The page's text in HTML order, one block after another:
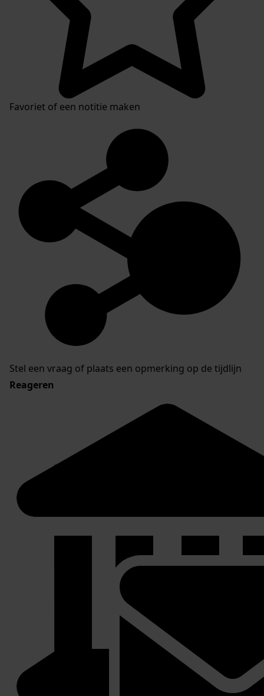
Favoriet of een notitie maken
Stel een vraag of plaats een opmerking op de tijdlijn
Reageren